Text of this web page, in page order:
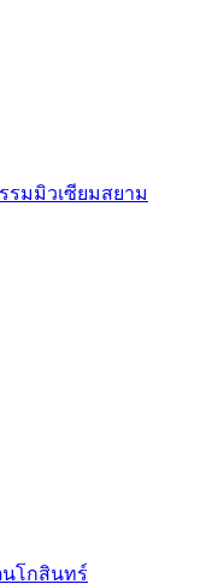
รมมิวเซียมสยาม
นโกสินทร์